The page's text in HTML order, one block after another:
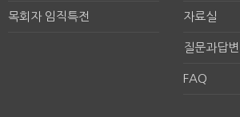
목회자 임직특전 자료실
질문과답변
FAQ